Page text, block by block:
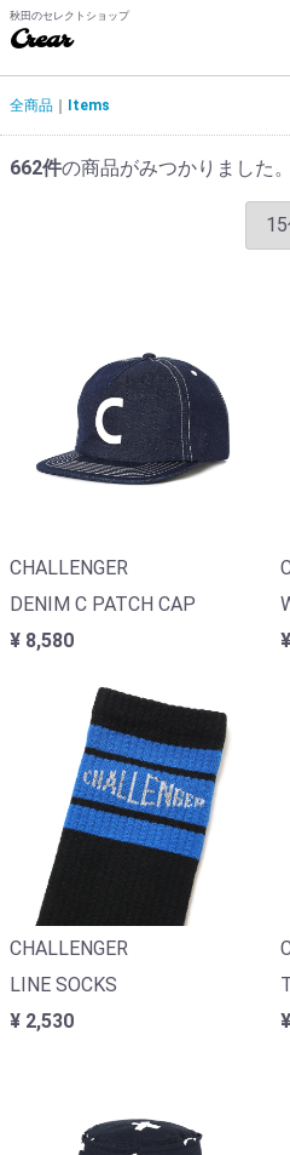
秋田のセレクトショップ
Crear
全商品 Items
662件の商品がみつかりました。
CHALLENGER
DENIM C PATCH CAP
¥ 8,580
CHALLENGER
LINE SOCKS
¥ 2,530